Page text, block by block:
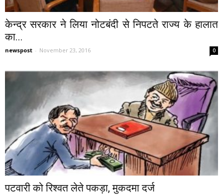
केन्द्र सरकार ने लिया नोटबंदी से निपटते राज्य के हालात
का...
newspost - November 23, 2016 0
पटवारी को रिश्वत लेते पकड़ा, मुकदमा दर्ज